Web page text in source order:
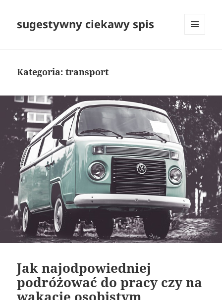
sugestywny ciekawy spis
Kategoria:transport
Jak najodpowiedniej
podróżować do pracy czy na